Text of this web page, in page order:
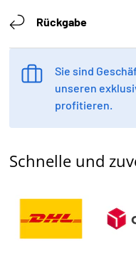
Rückgabe
Sie sind
unseren
profitieren.
Schnelle und